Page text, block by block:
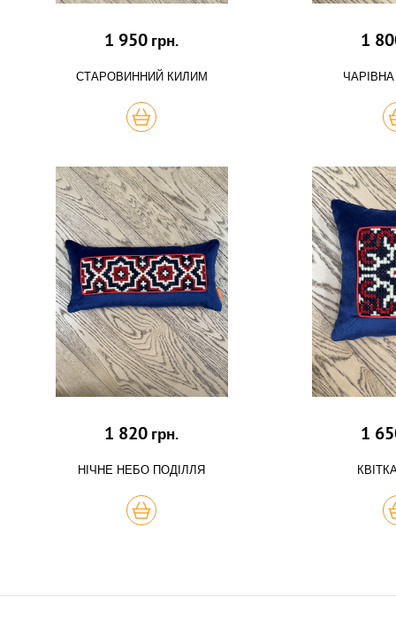
1 950 грн.
СТАРОВИННИЙ КИЛИМ
КУПИТЬ
1
1 820 грн.
НІЧНЕ НЕБО ПОДІЛЛЯ
КУПИТЬ
1